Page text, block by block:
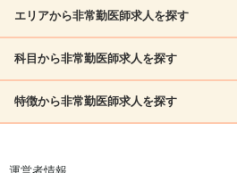
茨城県 栃木県 群馬県
神奈川県 山梨県
北信越
消化器科 呼吸器科
リウマチ科 外科 消化器外科
脳神経外科 乳腺外科 泌尿器科 整
救急対応なし 女性医師歓迎
施設長募集 年齢不問 外来のみ
エリアから非常勤医師求人を探す
北海道・東北
北海道 青森県 岩手県
科目から非常勤医師求人を探す
内科系
特徴から非常勤医師求人を探す